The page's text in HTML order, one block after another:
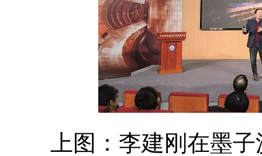
上图：李建刚在墨子